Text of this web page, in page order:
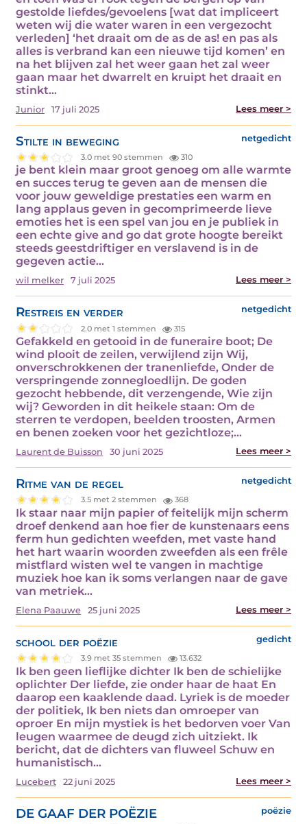
gestolde liefdes/gevoelens [wat dat impliceert
weten wij die water waren in een vergezocht
verleden] ‘het draait om de as de as! en pas als
alles is verbrand kan een nieuwe tijd komen’ en
na het blijven zal het weer gaan het zal weer
gaan maar het dwarrelt en kruipt het draait en
stinkt…
Junior 17 juli 2025 Lees meer >
Stilte in beweging netgedicht
3.0 met 90 stemmen 310
je bent klein maar groot genoeg om alle warmte
en succes terug te geven aan de mensen die
voor jouw geweldige prestaties een warm en
lang applaus geven in gecomprimeerde lieve
emoties het is een spel van jou en je publiek in
een echte give and go dat grote hoogte bereikt
steeds geestdriftiger en verslavend is in de
gegeven actie…
wil melker 7 juli 2025 Lees meer >
Restreis en verder netgedicht
2.0 met 1 stemmen 315
Gefakkeld en getooid in de funeraire boot; De
wind plooit de zeilen, verwijlend zijn Wij,
onverschrokkenen der tranenliefde, Onder de
verspringende zonnegloedlijn. De goden
gezocht hebbende, dit verzengende, Wie zijn
wij? Geworden in dit heikele staan: Om de
sterren te verdopen, beelden troosten, Armen
en benen zoeken voor het gezichtloze;…
Laurent de Buisson 30 juni 2025 Lees meer >
Ritme van de regel netgedicht
3.5 met 2 stemmen 368
Ik staar naar mijn papier of feitelijk mijn scherm
droef denkend aan hoe fier de kunstenaars eens
ferm hun gedichten weefden, met vaste hand
het hart waarin woorden zweefden als een frêle
mistflard wisten wel te vangen in machtige
muziek hoe kan ik soms verlangen naar de gave
van metriek…
Elena Paauwe 25 juni 2025 Lees meer >
school der poëzie gedicht
3.9 met 35 stemmen 13.632
Ik ben geen lieflijke dichter Ik ben de schielijke
oplichter Der liefde, zie onder haar de haat En
daarop een kaaklende daad. Lyriek is de moeder
der politiek, Ik ben niets dan omroeper van
oproer En mijn mystiek is het bedorven voer Van
leugen waarmee de deugd zich uitziekt. Ik
bericht, dat de dichters van fluweel Schuw en
humanistisch…
Lucebert 22 juni 2025 Lees meer >
DE GAAF DER POËZIE poëzie